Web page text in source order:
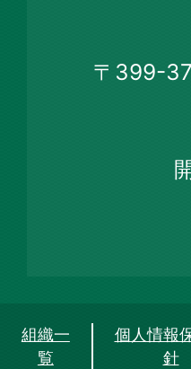
Web
Site
〒399-
組織一
覧
個人情報
針